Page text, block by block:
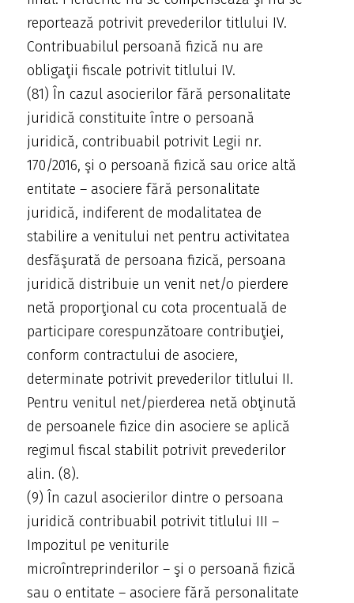
reportează potrivit prevederilor titlului IV.
Contribuabilul persoană fizică nu are
obligaţii fiscale potrivit titlului IV.
(81) În cazul asocierilor fără personalitate
juridică constituite între o persoană
juridică, contribuabil potrivit Legii nr.
170/2016, şi o persoană fizică sau orice altă
entitate – asociere fără personalitate
juridică, indiferent de modalitatea de
stabilire a venitului net pentru activitatea
desfăşurată de persoana fizică, persoana
juridică distribuie un venit net/o pierdere
netă proporţional cu cota procentuală de
participare corespunzătoare contribuţiei,
conform contractului de asociere,
determinate potrivit prevederilor titlului II.
Pentru venitul net/pierderea netă obţinută
de persoanele fizice din asociere se aplică
regimul fiscal stabilit potrivit prevederilor
alin. (8).
(9) În cazul asocierilor dintre o persoana
juridică contribuabil potrivit titlului III –
Impozitul pe veniturile
microîntreprinderilor – şi o persoană fizică
sau o entitate – asociere fără personalitate